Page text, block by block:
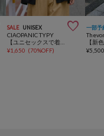
SALE UNISEX 
CIAOPANIC TYPY
【ユニセックスで着れる】リネンレーヨンオープンカラー半袖シャツ
¥1,650 (70%OFF)
一部予
¥